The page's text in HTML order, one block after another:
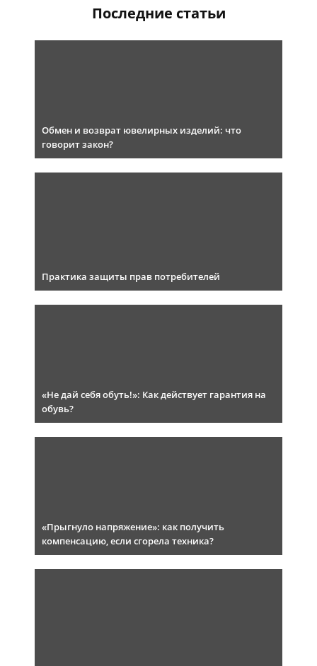
Последние статьи
Обмен и возврат ювелирных изделий: что
говорит закон?
Практика защиты прав потребителей
«Не дай себя обуть!»: Как действует гарантия на
обувь?
«Прыгнуло напряжение»: как получить
компенсацию, если сгорела техника?